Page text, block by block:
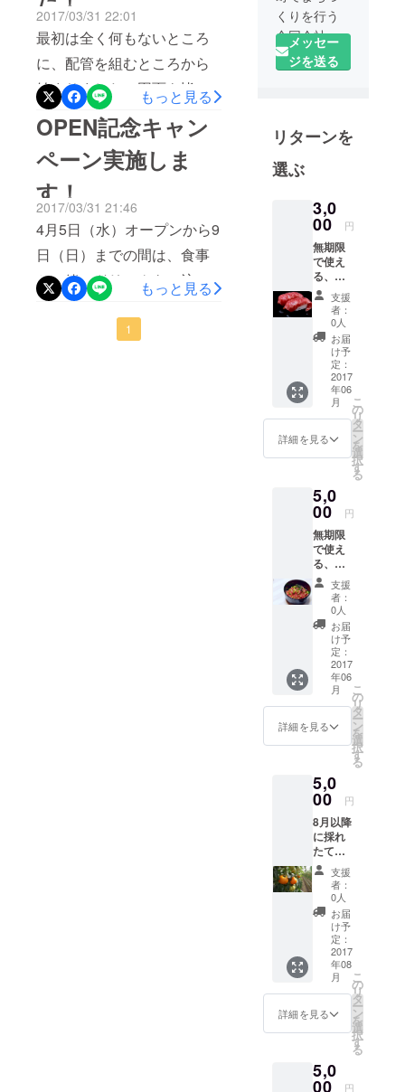
2017/03/31 22:01
最初は全く何もないところ
に、配管を組むところから
始まりました！図面も皆で
相談して決めました！限ら
れたスペースを有効利用で
きるよう工夫しました！
もっと見る
OPEN記念キャン
ペーン実施しま
す！
2017/03/31 21:46
4月5日（水）オープンから9
日（日）までの間は、食事
と一緒にドリンクをご注文
いただいたお客様には100円
OFFさせていただきます！
もっと見る
1
くりを行う
合同会社
MASK（マス
ク）です。
する
騨高山』に
丼、寿司専
門店を出店
いたしま
す！よろし
くお願いい
たします！
メッセー
ジを送る
リターンを
選ぶ
3,0
00 円
無期限
で使え
る、飛
騨牛に
ぎり
（２
貫）3皿
無料チ
ケット
をお送
りいた
しま
す！ 是
非ご来
店の
飛騨牛
にぎり
をご賞
味くだ
さい。
支援
者：
0人
お届
け予
定：
2017
年06
月
詳細を見る
こ
の
リ
タ
ー
ン
を
選
択
す
る
5,0
00 円
無期限
で使え
る、と
ろける
飛騨牛
丼２杯
分無料
チケッ
トをお
送りい
たしま
す！ 是
非ご来
店の
上、と
丼賞味
くださ
い。
支援
者：
0人
お届
け予
定：
2017
年06
月
詳細を見る
こ
の
リ
タ
ー
ン
を
選
択
す
る
5,0
00 円
8月以降
に採れ
たての
『神岡
ゴール
ドトマ
ト』を
お届け
いたし
ます！
トマト
名人坪
根さん
の指導
のもと
トマト
です！
支援
者：
0人
お届
け予
定：
2017
年08
月
詳細を見る
こ
の
リ
タ
ー
ン
を
選
択
す
る
5,0
00 円